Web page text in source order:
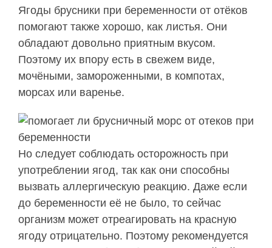
Ягоды брусники при беременности от отёков
помогают также хорошо, как листья. Они
обладают довольно приятным вкусом.
Поэтому их впору есть в свежем виде,
мочёными, замороженными, в компотах,
морсах или варенье.
Но следует соблюдать осторожность при
употреблении ягод, так как они способны
вызвать аллергическую реакцию. Даже если
до беременности её не было, то сейчас
организм может отреагировать на красную
ягоду отрицательно. Поэтому рекомендуется